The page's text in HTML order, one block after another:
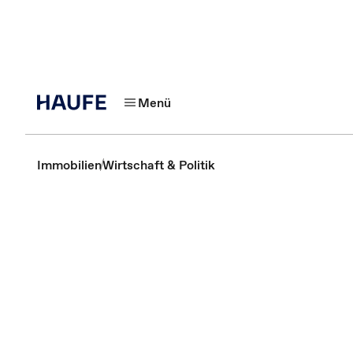
Menü
ImmobilienWirtschaft & Politik